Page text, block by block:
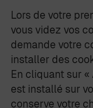
Lors de votre
vous videz vos
demande votre
installer des
En cliquant sur
est installé sur
conserve votre